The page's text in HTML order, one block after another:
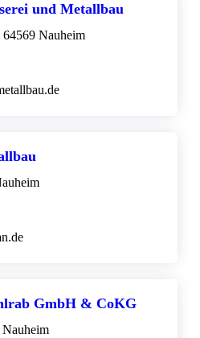
und Metallbau
Nauheim
GmbH & CoKG